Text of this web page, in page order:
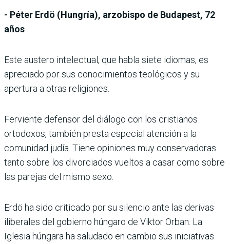
- Péter Erdö (Hungría), arzobispo de Budapest, 72
años
Este austero intelectual, que habla siete idiomas, es
apreciado por sus conocimientos teológicos y su
apertura a otras religiones.
Ferviente defensor del diálogo con los cristianos
ortodoxos, también presta especial atención a la
comunidad judía. Tiene opiniones muy conservadoras
tanto sobre los divorciados vueltos a casar como sobre
las parejas del mismo sexo.
Erdö ha sido criticado por su silencio ante las derivas
iliberales del gobierno húngaro de Viktor Orban. La
Iglesia húngara ha saludado en cambio sus iniciativas